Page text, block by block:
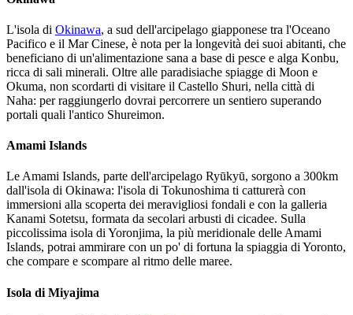
L'isola di Okinawa, a sud dell'arcipelago giapponese tra l'Oceano
Pacifico e il Mar Cinese, è nota per la longevità dei suoi abitanti, che
beneficiano di un'alimentazione sana a base di pesce e alga Konbu,
ricca di sali minerali. Oltre alle paradisiache spiagge di Moon e
Okuma, non scordarti di visitare il Castello Shuri, nella città di
Naha: per raggiungerlo dovrai percorrere un sentiero superando
portali quali l'antico Shureimon.
Amami Islands
Le Amami Islands, parte dell'arcipelago Ryūkyū, sorgono a 300km
dall'isola di Okinawa: l'isola di Tokunoshima ti catturerà con
immersioni alla scoperta dei meravigliosi fondali e con la galleria
Kanami Sotetsu, formata da secolari arbusti di cicadee. Sulla
piccolissima isola di Yoronjima, la più meridionale delle Amami
Islands, potrai ammirare con un po' di fortuna la spiaggia di Yoronto,
che compare e scompare al ritmo delle maree.
Isola di Miyajima